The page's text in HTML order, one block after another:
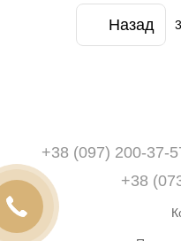
Назад 3
+38 (097) 200-37-
+38